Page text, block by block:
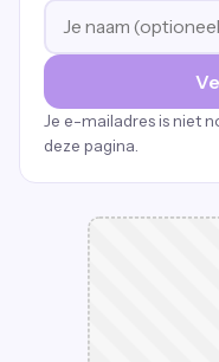
Je e-mailadres is niet
deze pagina.